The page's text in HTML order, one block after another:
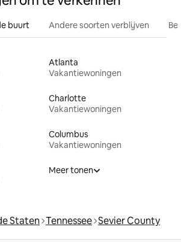
buurt Andere soorten verblijven
Atlanta
Vakantiewoningen
Charlotte
Vakantiewoningen
Columbus
Vakantiewoningen
Meer tonen
Staten Tennessee Sevier County